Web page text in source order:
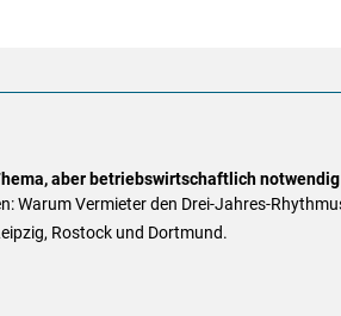
aber betriebswirtschaftlich notwendig
Warum Vermieter den Drei-Jahres-
Rostock und Dortmund.